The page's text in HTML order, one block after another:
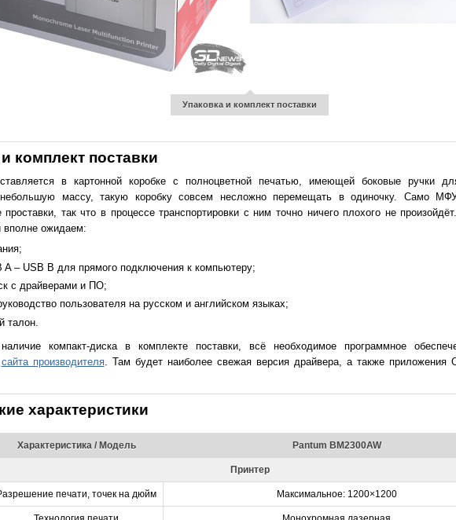
Упаковка и комплект поставки
комплект поставки
в картонной коробке с полноцветной печатью, имеющей боковые ручки
небольшую массу, такую коробку совсем несложно перемещать в одиночку. Само
проставки, так что в процессе транспортировки с ним точно ничего плохого не
вполне ожидаем:
A – USB B для прямого подключения к компьютеру;
с драйверами и ПО;
пользователя на русском и английском языках;
талон.
компакт-диска в комплекте поставки, всё необходимое программное
сайта производителя. Там будет наиболее свежая версия драйвера, а также приложения
характеристики
Характеристика / Модель Pantum BM2300AW
Принтер
печати, точек на дюйм Максимальное: 1200×1200